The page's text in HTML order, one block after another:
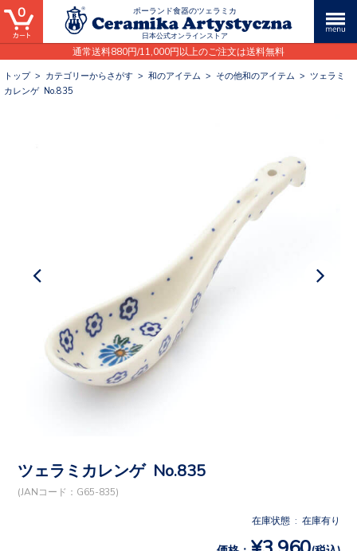
ポーランド食器のツェラミカ
日本公式オンラインストア
通常送料880円/11,000円以上のご注文は送料無料
0
トップ> カテゴリーからさがす > 和のアイテム > その他和のアイテム > ツェラミ
カレンゲ No.835
ツェラミカレンゲ No.835
(JANコード：G65-835)
在庫状態 : 在庫有り
¥3,960